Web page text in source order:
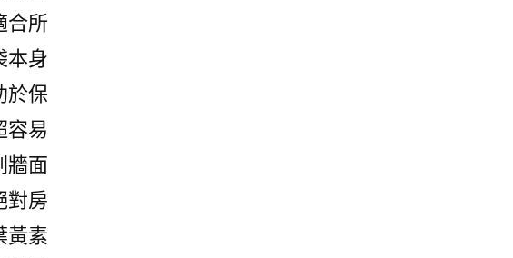
合所
本身
於保
容易
牆面
對房
黃素